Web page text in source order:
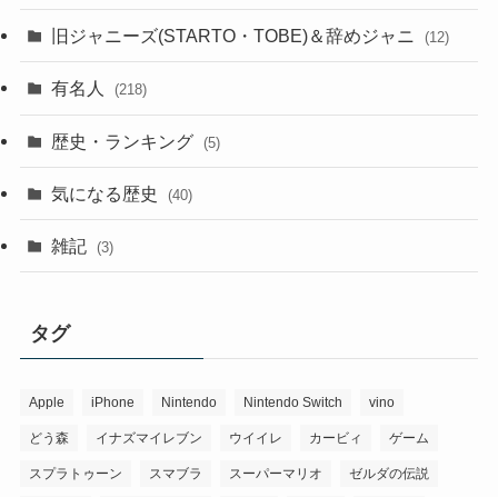
旧ジャニーズ(STARTO・TOBE)＆辞めジャニ (12)
有名人 (218)
歴史・ランキング (5)
気になる歴史 (40)
雑記 (3)
タグ
Apple iPhone Nintendo Nintendo Switch vino
どう森 イナズマイレブン ウイイレ カービィ ゲーム
スプラトゥーン スマブラ スーパーマリオ ゼルダの伝説